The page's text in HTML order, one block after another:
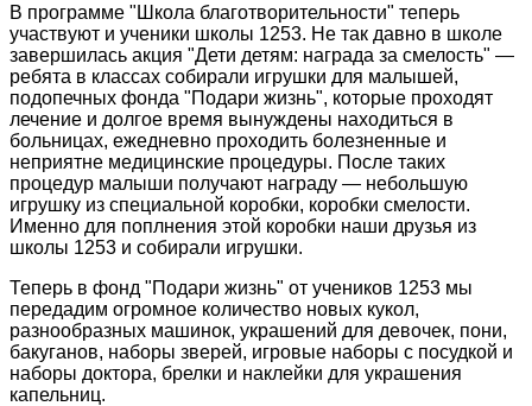
В программе "Школа благотворительности" теперь
участвуют и ученики школы 1253. Не так давно в школе
завершилась акция "Дети детям: награда за смелость" —
ребята в классах собирали игрушки для малышей,
подопечных фонда "Подари жизнь", которые проходят
лечение и долгое время вынуждены находиться в
больницах, ежедневно проходить болезненные и
неприятне медицинские процедуры. После таких
процедур малыши получают награду — небольшую
игрушку из специальной коробки, коробки смелости.
Именно для поплнения этой коробки наши друзья из
школы 1253 и собирали игрушки.
Теперь в фонд "Подари жизнь" от учеников 1253 мы
передадим огромное количество новых кукол,
разнообразных машинок, украшений для девочек, пони,
бакуганов, наборы зверей, игровые наборы с посудкой и
наборы доктора, брелки и наклейки для украшения
капельниц.